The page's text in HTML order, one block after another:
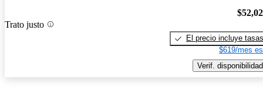
Trato justo
El precio incluye tasas
$619/mes
Verif. disponibilidad